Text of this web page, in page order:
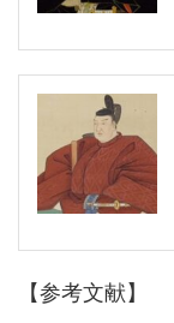
【参考文献】